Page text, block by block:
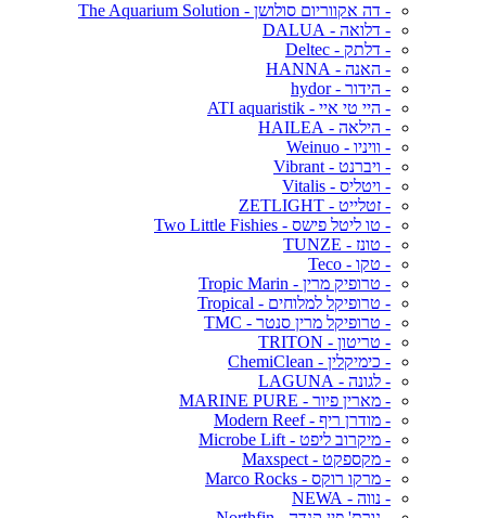
- דה אקווריום סולושן - The Aquarium Solution
- דלואה - DALUA
- דלתק - Deltec
- האנה - HANNA
- הידור - hydor
- היי טי איי - ATI aquaristik
- הילאה - HAILEA
- וויניו - Weinuo
- ויברנט - Vibrant
- ויטליס - Vitalis
- זטלייט - ZETLIGHT
- טו ליטל פישס - Two Little Fishies
- טונז - TUNZE
- טקו - Teco
- טרופיק מרין - Tropic Marin
- טרופיקל למלוחים - Tropical
- טרופיקל מרין סנטר - TMC
- טריטון - TRITON
- כימיקלין - ChemiClean
- לגונה - LAGUNA
- מארין פיור - MARINE PURE
- מודרן ריף - Modern Reef
- מיקרוב ליפט - Microbe Lift
- מקספקט - Maxspect
- מרקו רוקס - Marco Rocks
- נווה - NEWA